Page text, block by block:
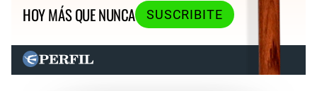
HOY MÁS QUE NUNCA
SUSCRIBITE